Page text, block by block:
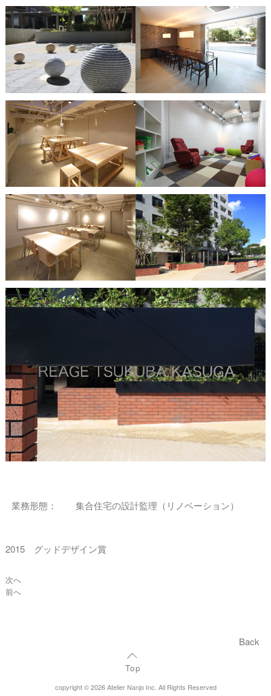
業務形態： 集合住宅の設計監理（リノベーション）
2015 グッドデザイン賞
次へ
前へ
Back
Top
copyright © 2026 Atelier Nanjo Inc. All Rights Reserved